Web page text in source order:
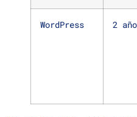
WordPress 2